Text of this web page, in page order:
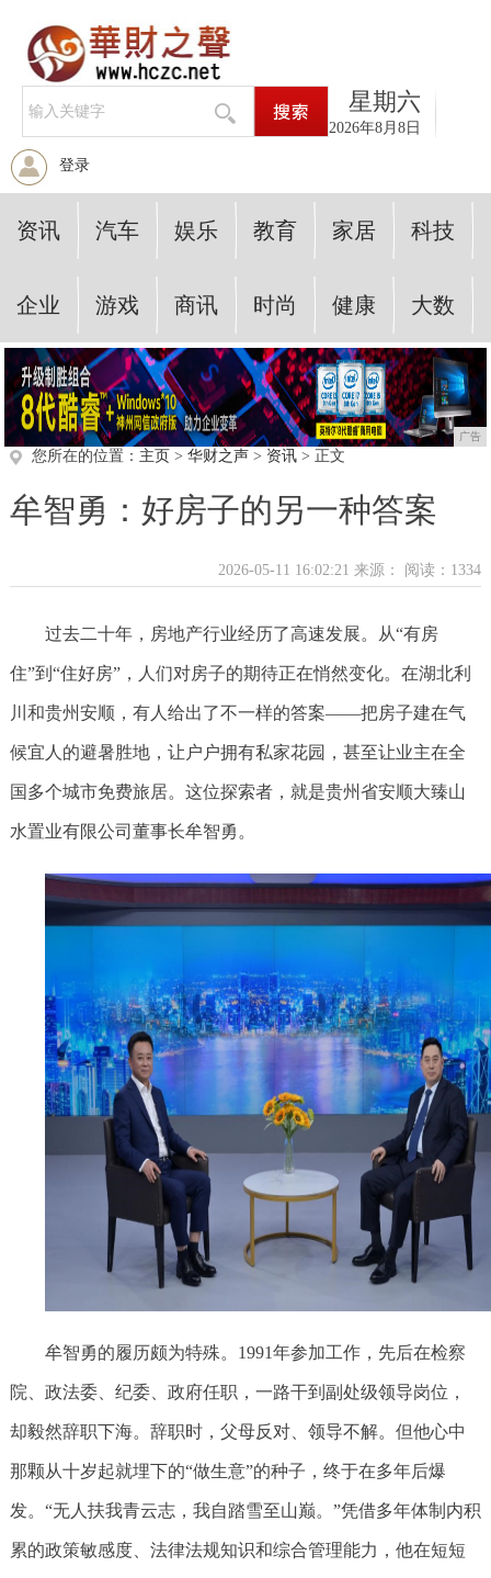
星期六
2026年8月8日
登录
资讯 汽车 娱乐 教育 家居 科技
企业 游戏 商讯 时尚 健康 大数
广告
您所在的位置： 主页 > 华财之声> 资讯> 正文
牟智勇：好房子的另一种答案
2026-05-11 16:02:21 来源： 阅读：1334
过去二十年，房地产行业经历了高速发展。从“有房
住”到“住好房”，人们对房子的期待正在悄然变化。在湖北利
川和贵州安顺，有人给出了不一样的答案——把房子建在气
候宜人的避暑胜地，让户户拥有私家花园，甚至让业主在全
国多个城市免费旅居。这位探索者，就是贵州省安顺大臻山
水置业有限公司董事长牟智勇。
牟智勇的履历颇为特殊。1991年参加工作，先后在检察
院、政法委、纪委、政府任职，一路干到副处级领导岗位，
却毅然辞职下海。辞职时，父母反对、领导不解。但他心中
那颗从十岁起就埋下的“做生意”的种子，终于在多年后爆
发。“无人扶我青云志，我自踏雪至山巅。”凭借多年体制内积
累的政策敏感度、法律法规知识和综合管理能力，他在短短